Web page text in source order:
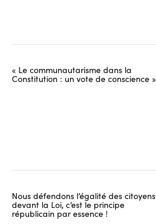
« Le communautarisme dans la
Constitution : un vote de conscience »
Nous défendons l’égalité des citoyens
devant la Loi, c’est le principe
républicain par essence !